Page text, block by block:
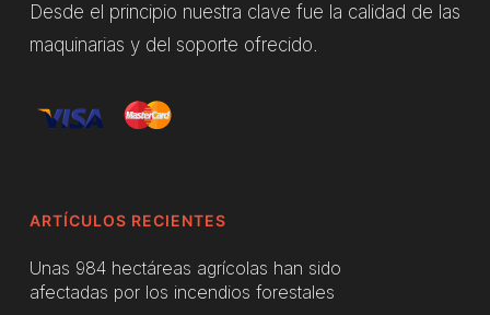
Desde el principio nuestra clave fue la calidad de las
maquinarias y del soporte ofrecido.
ARTÍCULOS RECIENTES
Unas 984 hectáreas agrícolas han sido
afectadas por los incendios forestales